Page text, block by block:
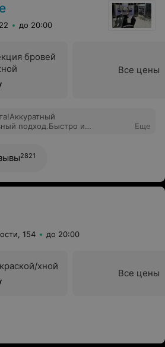
до 20:00
бровей
Все цены
подход.Быстро и
Еще
2821
154 до 20:00
хной
Все цены